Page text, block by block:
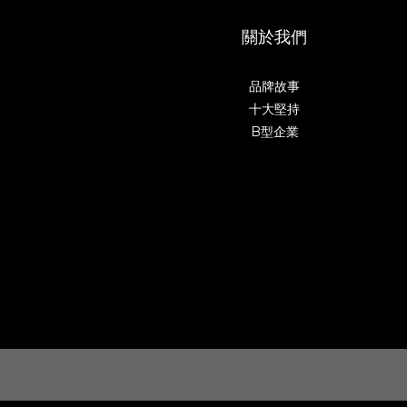
關於我們
品牌故事
十大堅持
B型企業